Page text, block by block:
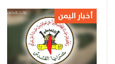
أخبار اليمن